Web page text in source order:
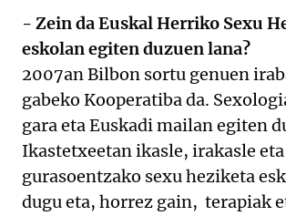
- Zein da Euskal Herriko Sexu
eskolan egiten duzuen lana?
2007an Bilbon sortu genuen
gabeko Kooperatiba da.
gara eta Euskadi mailan egiten
Ikastetxeetan ikasle, irakasle eta
gurasoentzako sexu heziketa
dugu eta, horrez gain, terapiak